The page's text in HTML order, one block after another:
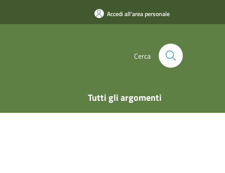
Accedi all'area personale
Cerca
Tutti gli argomenti